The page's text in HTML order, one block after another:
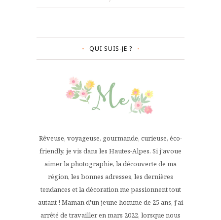
QUI SUIS-JE ?
Rêveuse, voyageuse, gourmande, curieuse, éco-
friendly, je vis dans les Hautes-Alpes. Si j'avoue
aimer la photographie, la découverte de ma
région, les bonnes adresses, les dernières
tendances et la décoration me passionnent tout
autant ! Maman d'un jeune homme de 25 ans, j'ai
arrêté de travailler en mars 2022, lorsque nous